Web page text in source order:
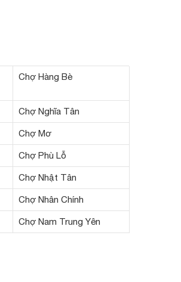
Chợ Hàng Bè
Chợ Nghĩa Tân
Chợ Mơ
Chợ Phù Lỗ
Chợ Nhật Tân
Chợ Nhân Chính
Chợ Nam Trung Yên